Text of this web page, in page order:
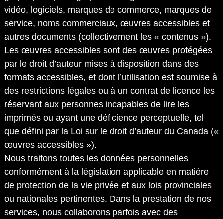
vidéo, logiciels, marques de commerce, marques de
service, noms commerciaux, œuvres accessibles et
autres documents (collectivement les « contenus »).
Les œuvres accessibles sont des œuvres protégées
par le droit d’auteur mises à disposition dans des
formats accessibles, et dont l’utilisation est soumise à
des restrictions légales ou à un contrat de licence les
réservant aux personnes incapables de lire les
imprimés ou ayant une déficience perceptuelle, tel
que défini par la Loi sur le droit d’auteur du Canada («
œuvres accessibles »).
Nous traitons toutes les données personnelles
conformément à la législation applicable en matière
de protection de la vie privée et aux lois provinciales
ou nationales pertinentes. Dans la prestation de nos
services, nous collaborons parfois avec des